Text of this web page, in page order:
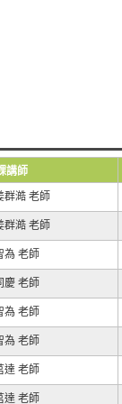
講師
群澔 老師
群澔 老師
為 老師
慶 老師
為 老師
為 老師
達 老師
達 老師